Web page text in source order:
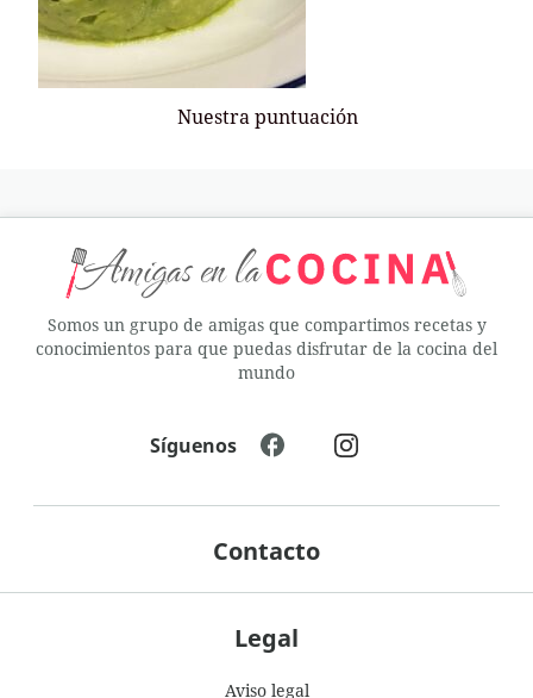
Nuestra puntuación
Somos un grupo de amigas que compartimos recetas y
conocimientos para que puedas disfrutar de la cocina del
mundo
Legal
Aviso legal
Contacto
Síguenos